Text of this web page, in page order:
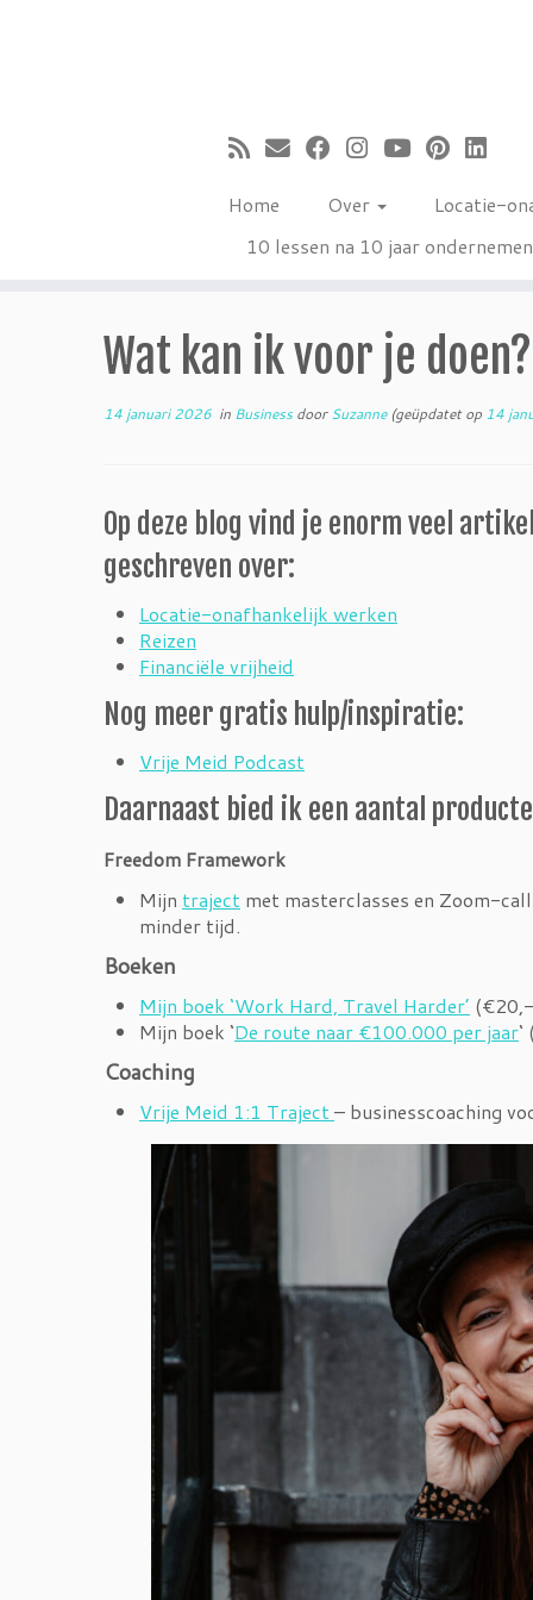
Home Over Locatie-
10 lessen na 10 jaar ondernemen
Wat kan ik voor je
14 januari 2026 in BusinessdoorSuzanne(geüpdatet op 14
Op deze blog vind je enorm veel
geschreven over:
Locatie-onafhankelijk werken
Reizen
Financiële vrijheid
Nog meer gratis hulp/inspiratie:
Vrije Meid Podcast
Daarnaast bied ik een aantal
Freedom Framework
Mijn traject met masterclasses en Zoom-
minder tijd.
Boeken
Mijn boek ‘Work Hard, Travel Harder’
Mijn boek ‘De route naar €100.000 per jaar
Coaching
Vrije Meid 1:1 Traject– businesscoaching